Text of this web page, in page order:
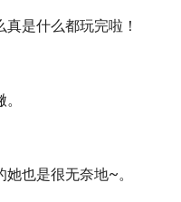
是什么都玩完啦！
也是很无奈地~。